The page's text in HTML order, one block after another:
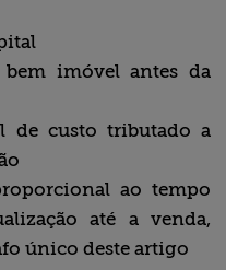
imóvel antes da
de custo tributado a
ao tempo
até a venda,
único deste artigo